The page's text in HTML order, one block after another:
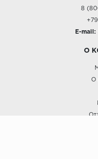
8
E-mail:
О
О